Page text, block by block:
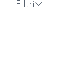
Filtri